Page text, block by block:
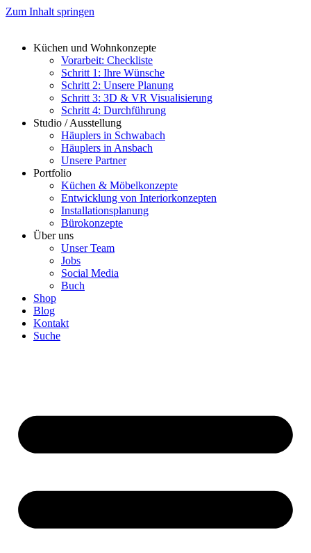
Zum Inhalt springen
Küchen und Wohnkonzepte
Vorarbeit: Checkliste
Schritt 1: Ihre Wünsche
Schritt 2: Unsere Planung
Schritt 3: 3D & VR Visualisierung
Schritt 4: Durchführung
Studio / Ausstellung
Häuplers in Schwabach
Häuplers in Ansbach
Unsere Partner
Portfolio
Küchen & Möbelkonzepte
Entwicklung von Interiorkonzepten
Installationsplanung
Bürokonzepte
Über uns
Unser Team
Jobs
Social Media
Buch
Shop
Blog
Kontakt
Suche